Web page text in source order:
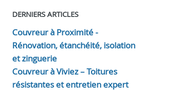
DERNIERS ARTICLES
Couvreur à Proximité -
Rénovation, étanchéité, isolation
et zinguerie
Couvreur à Viviez – Toitures
résistantes et entretien expert